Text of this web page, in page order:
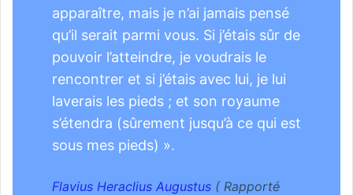
apparaître, mais je n’ai jamais pensé
qu’il serait parmi vous. Si j’étais sûr de
pouvoir l’atteindre, je voudrais le
rencontrer et si j’étais avec lui, je lui
laverais les pieds ; et son royaume
s’étendra (sûrement jusqu’à ce qui est
sous mes pieds) ».
Flavius Heraclius Augustus ( Rapporté